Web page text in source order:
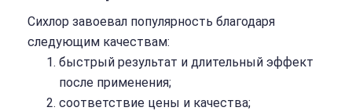
Сихлор завоевал популярность благодаря
следующим качествам:
быстрый результат и длительный эффект
после применения;
соответствие цены и качества;